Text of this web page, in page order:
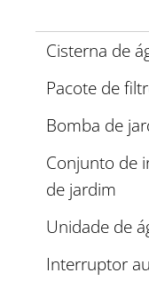
Cisterna de
Pacote de
Bomba de
Conjunto de
de jardim
Unidade de
Interruptor